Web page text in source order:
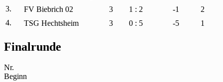
3.
FV Biebrich 02 3 1 : 2 -1
2
4.
TSG Hechtsheim 3 0 : 5 -5 1
Finalrunde
Nr.
Beginn